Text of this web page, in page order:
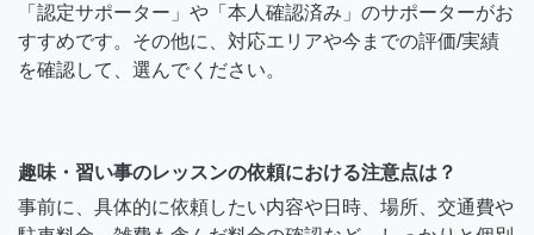
「認定サポーター」や「本人確認済み」のサポーターがお
すすめです。その他に、対応エリアや今までの評価/実績
を確認して、選んでください。
趣味・習い事のレッスンの依頼における注意点は？
事前に、具体的に依頼したい内容や日時、場所、交通費や